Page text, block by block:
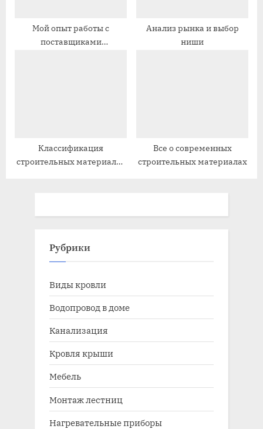
Мой опыт работы с
поставщиками
Анализ рынка и выбор
ниши
Классификация
строительных материалов
Все о современных
строительных материалах
Рубрики
Виды кровли
Водопровод в доме
Канализация
Кровля крыши
Мебель
Монтаж лестниц
Нагревательные приборы